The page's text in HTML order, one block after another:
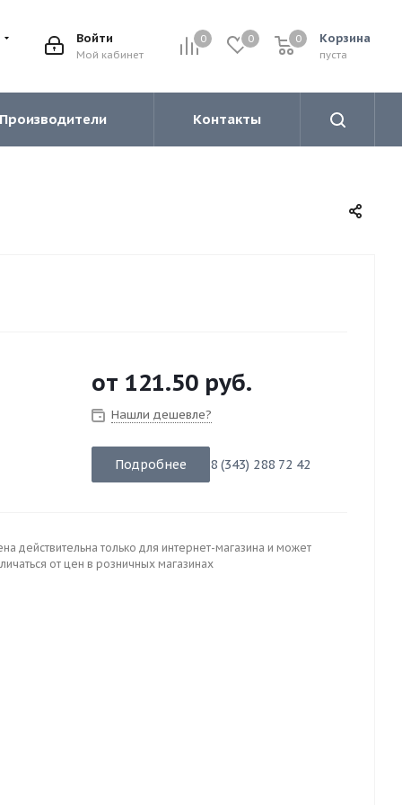
0 0 Корзина
0
пуста
0
Войти
Мой кабинет
Производители Контакты
от 121.50 руб.
Нашли дешевле?
Подробнее 8 (343) 288 72 42
действительна только для интернет-магазина и может
от цен в розничных магазинах